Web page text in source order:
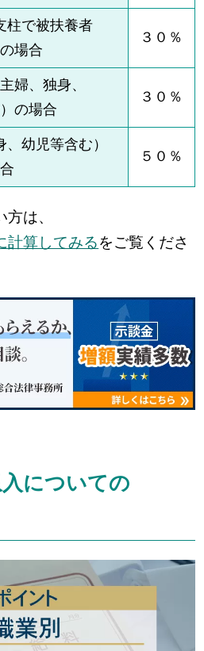
柱で被扶養者
場合
３０％
婦、独身、
の場合
３０％
幼児等含む）
５０％
は、
計算してみるをご覧くださ
についての